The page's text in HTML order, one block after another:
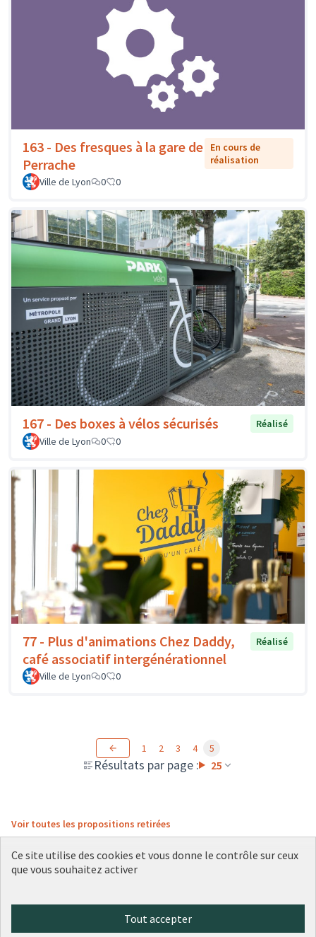
163 - Des fresques à la gare de
Perrache
En cours de
réalisation
Ville de Lyon
0 0
167 - Des boxes à vélos sécurisés
Réalisé
Ville de Lyon
0 0
77 - Plus d'animations Chez Daddy,
café associatif intergénérationnel
Réalisé
Ville de Lyon 0 0
Résultats par page : 25
1 2 3 4 5
Voir toutes les propositions retirées
(Lien externe)
(Lien externe)
(Lien externe)
(Lien externe)
(Lien externe)
Ce site utilise des cookies et vous donne le contrôle sur ceux
que vous souhaitez activer
Tout accepter